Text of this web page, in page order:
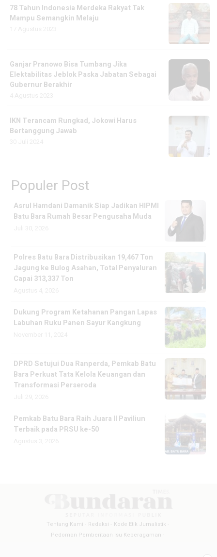
78 Tahun Indonesia Merdeka Rakyat Tak
Mampu Semangkin Melaju
Ganjar Pranowo Bisa Tumbang Jika
Elektabilitas Jeblok Paska Jabatan Sebagai
Gubernur Berakhir
IKN Terancam Rungkad, Jokowi Harus
Bertanggung Jawab
Populer Post
Asrul Hamdani Damanik Siap Jadikan HIPMI
Batu Bara Rumah Besar Pengusaha Muda
Polres Batu Bara Distribusikan 19,467 Ton
Jagung ke Bulog Asahan, Total Penyaluran
Capai 313,337 Ton
Dukung Program Ketahanan Pangan Lapas
Labuhan Ruku Panen Sayur Kangkung
DPRD Setujui Dua Ranperda, Pemkab Batu
Bara Perkuat Tata Kelola Keuangan dan
Transformasi Perseroda
Pemkab Batu Bara Raih Juara II Paviliun
Terbaik pada PRSU ke-50
Tentang Kami Redaksi
Kode Etik Jurnalistik
Pedoman Pemberitaan Isu Keberagaman